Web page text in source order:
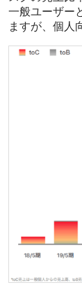
一般ユーザー
ますが、個人